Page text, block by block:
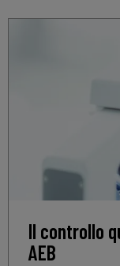
Il controllo
AEB